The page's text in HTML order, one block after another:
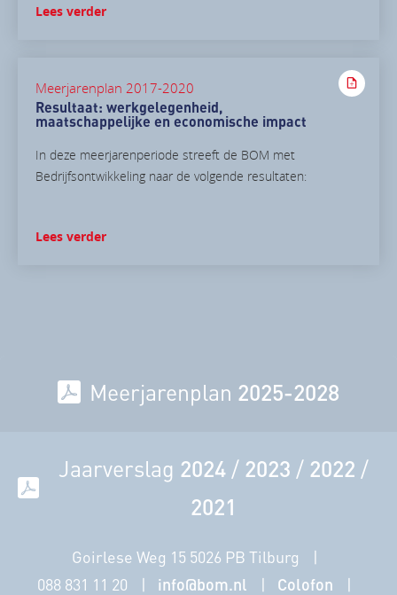
Lees verder
Meerjarenplan 2017-2020
Resultaat: werkgelegenheid,
maatschappelijke en economische impact
In deze meerjarenperiode streeft de BOM met
Bedrijfsontwikkeling naar de volgende resultaten:
Lees verder
Meerjarenplan 2025-2028
Jaarverslag 2024/ 2023 / 2022 /
2021
Goirlese Weg 15 5026 PB Tilburg
088 831 11 20
info@bom.nl
Colofon